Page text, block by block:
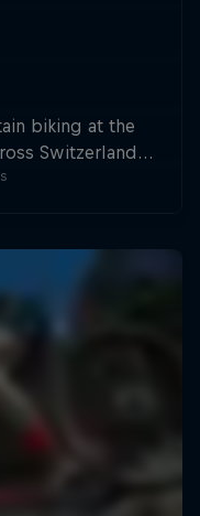
biking at the
Switzerland a
will race for the